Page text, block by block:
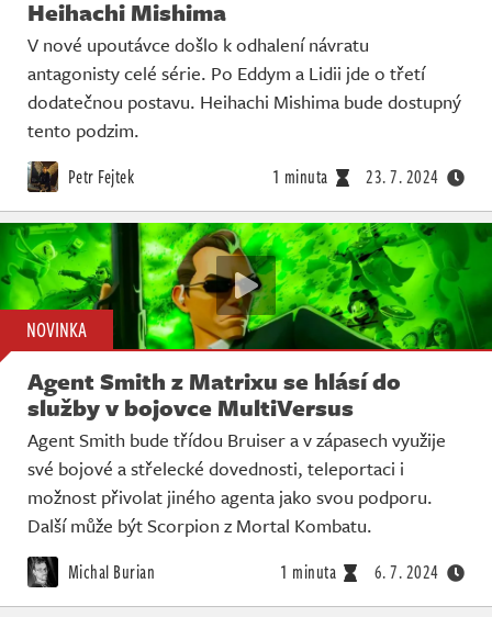
Heihachi Mishima
V nové upoutávce došlo k odhalení návratu
antagonisty celé série. Po Eddym a Lidii jde o třetí
dodatečnou postavu. Heihachi Mishima bude dostupný
tento podzim.
Petr Fejtek 1 minuta 23. 7. 2024
NOVINKA
Agent Smith z Matrixu se hlásí do
služby v bojovce MultiVersus
Agent Smith bude třídou Bruiser a v zápasech využije
své bojové a střelecké dovednosti, teleportaci i
možnost přivolat jiného agenta jako svou podporu.
Další může být Scorpion z Mortal Kombatu.
Michal Burian 1 minuta 6. 7. 2024